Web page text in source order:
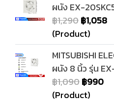
ผนัง EX-
฿1,290฿1,058
(Product)
MITSUBISHI
ผนัง 8 นิ้ว รุ่น
฿1,090฿990
(Product)